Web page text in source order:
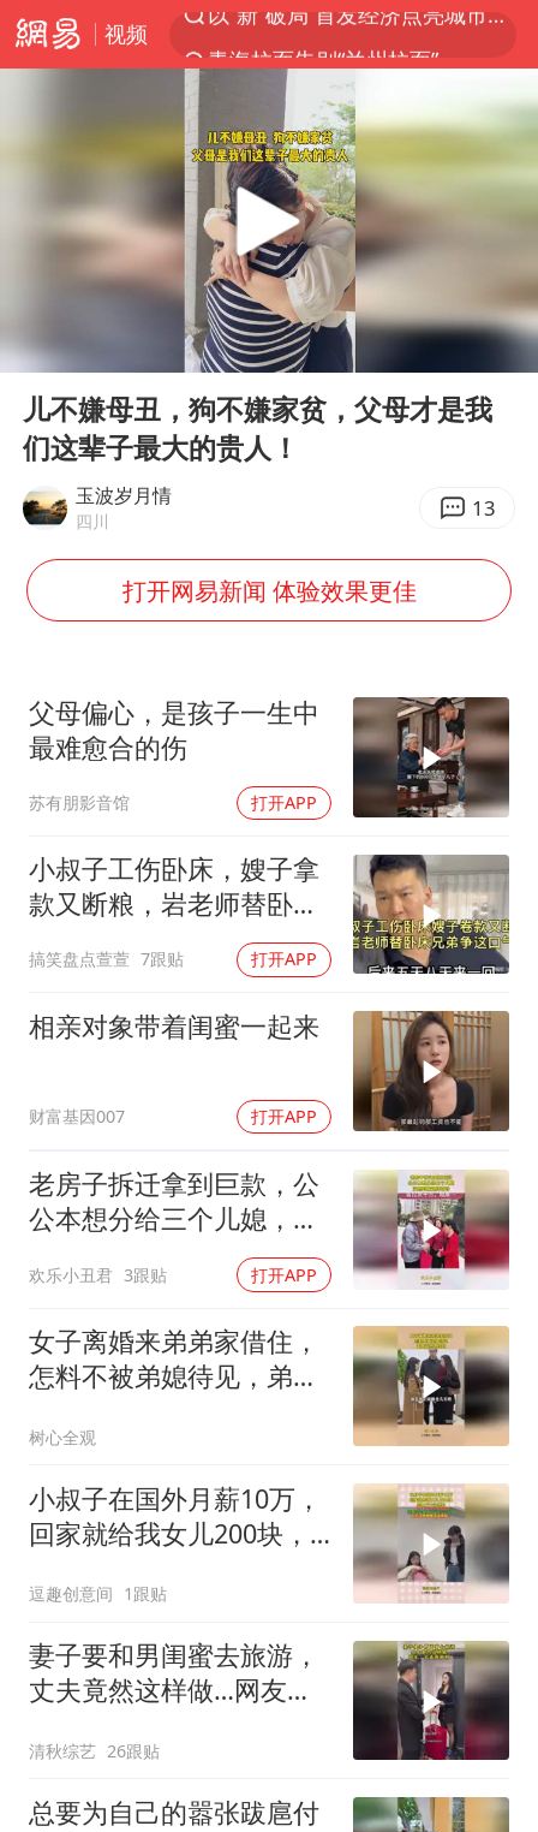
视频
青海拉面告别“兰州拉面”
U17国足三战全胜
我国编制完成新版全月地质图
法国下周开始禁止未经同意的电话营销
台风白海豚或吞掉台风鲸鱼
看守所辅警收受10万获刑1年
宇树科技 打新
多地要求领导干部带头休假
吉林一“温度计大楼”读数爆表
把党建设得更加坚强有力
中国养老床位“三连降”
奋进开新局 实干挑大梁
Play
儿不嫌母丑，狗不嫌家贫，父母才是我
们这辈子最大的贵人！
玉波岁月情
四川 13
打开网易新闻 体验效果更佳
父母偏心，是孩子一生中
最难愈合的伤
苏有朋影音馆 打开APP
小叔子工伤卧床，嫂子拿
款又断粮，岩老师替卧床
搞笑盘点萱萱 7跟贴 打开APP
相亲对象带着闺蜜一起来
财富基因007 打开APP
老房子拆迁拿到巨款，公
公本想分给三个儿媳，没
欢乐小丑君 3跟贴 打开APP
女子离婚来弟弟家借住，
怎料不被弟媳待见，弟媳
树心全观
小叔子在国外月薪10万，
回家就给我女儿200块，
逗趣创意间 1跟贴
妻子要和男闺蜜去旅游，
丈夫竟然这样做…网友：
清秋综艺 26跟贴
总要为自己的嚣张跋扈付